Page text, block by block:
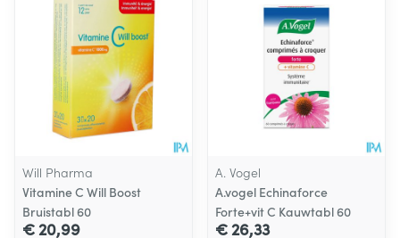
Will Pharma
Vitamine C Will Boost
Bruistabl 60
€ 20,99
A. Vogel
A.vogel Echinaforce
Forte+vit C Kauwtabl 60
€ 26,33